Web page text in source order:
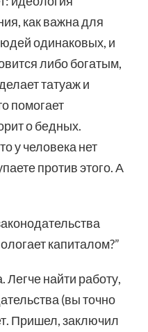
как важна для
одинаковых, и
либо богатым,
татуаж и
помогает
о бедных.
у человека нет
против этого. А
капиталом?”
Легче найти работу,
(вы точно
Пришел, заключил